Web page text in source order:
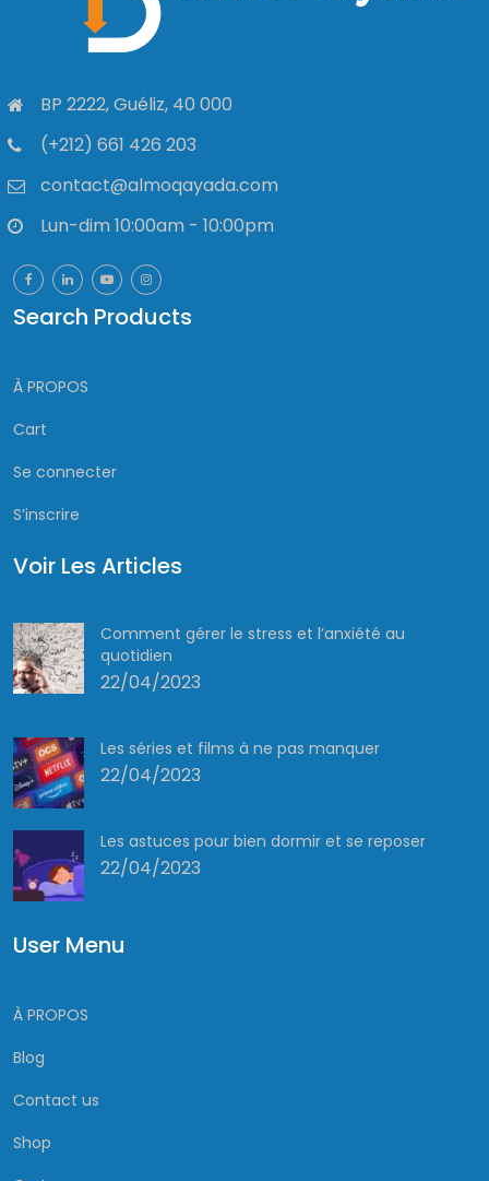
BP 2222, Guéliz, 40 000
(+212) 661 426 203
contact@almoqayada.com
Lun-dim 10:00am - 10:00pm
Search Products
À PROPOS
Cart
Se connecter
S’inscrire
Voir Les Articles
Comment gérer le stress et l’anxiété au
quotidien
22/04/2023
Les séries et films à ne pas manquer
22/04/2023
Les astuces pour bien dormir et se reposer
22/04/2023
User Menu
À PROPOS
Blog
Contact us
Shop